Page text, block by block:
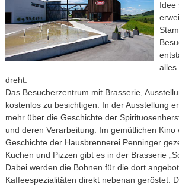
Idee
alles
dreht.
Das Besucherzentrum mit Brasserie,
kostenlos zu besichtigen. In der Ausstellung
mehr über die Geschichte der
und deren Verarbeitung. Im gemütlichen Kino
Geschichte der Hausbrennerei Penninger
Kuchen und Pizzen gibt es in der Brasserie
Dabei werden die Bohnen für die dort
Kaffeespezialitäten direkt nebenan geröstet.